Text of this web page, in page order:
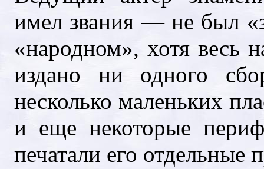
имел звания — не был
«народном», хотя весь
издано ни одного
несколько маленьких
и еще некоторые
печатали его отдельные